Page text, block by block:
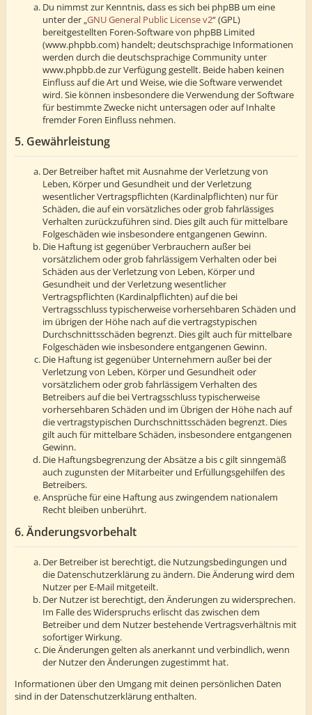
Du nimmst zur Kenntnis, dass es sich bei phpBB um eine
unter der „GNU General Public License v2“ (GPL)
bereitgestellten Foren-Software von phpBB Limited
(www.phpbb.com) handelt; deutschsprachige Informationen
werden durch die deutschsprachige Community unter
www.phpbb.de zur Verfügung gestellt. Beide haben keinen
Einfluss auf die Art und Weise, wie die Software verwendet
wird. Sie können insbesondere die Verwendung der Software
für bestimmte Zwecke nicht untersagen oder auf Inhalte
fremder Foren Einfluss nehmen.
5. Gewährleistung
Der Betreiber haftet mit Ausnahme der Verletzung von
Leben, Körper und Gesundheit und der Verletzung
wesentlicher Vertragspflichten (Kardinalpflichten) nur für
Schäden, die auf ein vorsätzliches oder grob fahrlässiges
Verhalten zurückzuführen sind. Dies gilt auch für mittelbare
Folgeschäden wie insbesondere entgangenen Gewinn.
Die Haftung ist gegenüber Verbrauchern außer bei
vorsätzlichem oder grob fahrlässigem Verhalten oder bei
Schäden aus der Verletzung von Leben, Körper und
Gesundheit und der Verletzung wesentlicher
Vertragspflichten (Kardinalpflichten) auf die bei
Vertragsschluss typischerweise vorhersehbaren Schäden und
im übrigen der Höhe nach auf die vertragstypischen
Durchschnittsschäden begrenzt. Dies gilt auch für mittelbare
Folgeschäden wie insbesondere entgangenen Gewinn.
Die Haftung ist gegenüber Unternehmern außer bei der
Verletzung von Leben, Körper und Gesundheit oder
vorsätzlichem oder grob fahrlässigem Verhalten des
Betreibers auf die bei Vertragsschluss typischerweise
vorhersehbaren Schäden und im Übrigen der Höhe nach auf
die vertragstypischen Durchschnittsschäden begrenzt. Dies
gilt auch für mittelbare Schäden, insbesondere entgangenen
Gewinn.
Die Haftungsbegrenzung der Absätze a bis c gilt sinngemäß
auch zugunsten der Mitarbeiter und Erfüllungsgehilfen des
Betreibers.
Ansprüche für eine Haftung aus zwingendem nationalem
Recht bleiben unberührt.
6. Änderungsvorbehalt
Der Betreiber ist berechtigt, die Nutzungsbedingungen und
die Datenschutzerklärung zu ändern. Die Änderung wird dem
Nutzer per E-Mail mitgeteilt.
Der Nutzer ist berechtigt, den Änderungen zu widersprechen.
Im Falle des Widerspruchs erlischt das zwischen dem
Betreiber und dem Nutzer bestehende Vertragsverhältnis mit
sofortiger Wirkung.
Die Änderungen gelten als anerkannt und verbindlich, wenn
der Nutzer den Änderungen zugestimmt hat.
Informationen über den Umgang mit deinen persönlichen Daten
sind in der Datenschutzerklärung enthalten.